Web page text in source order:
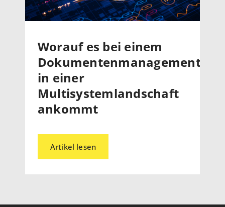
Worauf es bei einem
in einer
Multisystemlandschaft
ankommt
Artikel lesen